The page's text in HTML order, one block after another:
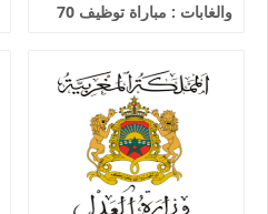
والغابات : مباراة توظيف 70